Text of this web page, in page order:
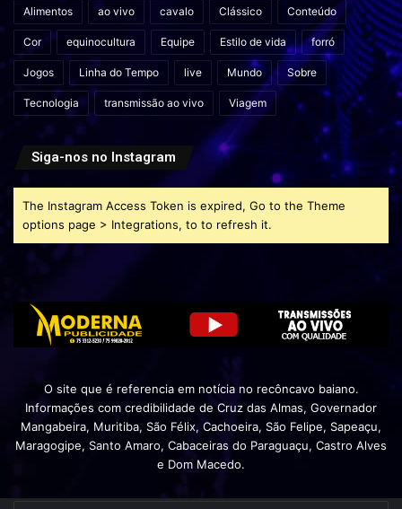
Alimentos ao vivo cavalo Clássico Conteúdo
Cor equinocultura Equipe Estilo de vida forró
Jogos Linha do Tempo live Mundo Sobre
Tecnologia transmissão ao vivo Viagem
Siga-nos no Instagram
The Instagram Access Token is expired, Go to the Theme
options page > Integrations, to to refresh it.
O site que é referencia em notícia no recôncavo baiano.
Informações com credibilidade de Cruz das Almas, Governador
Mangabeira, Muritiba, São Félix, Cachoeira, São Felipe, Sapeaçu,
Maragogipe, Santo Amaro, Cabaceiras do Paraguaçu, Castro Alves
e Dom Macedo.